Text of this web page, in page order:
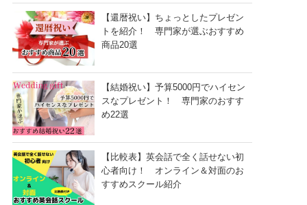
【還暦祝い】ちょっとしたプレゼン
トを紹介！ 専門家が選ぶおすすめ
商品20選
【結婚祝い】予算5000円でハイセン
スなプレゼント！ 専門家のおすす
め22選
【比較表】英会話で全く話せない初
心者向け！ オンライン＆対面のお
すすめスクール紹介